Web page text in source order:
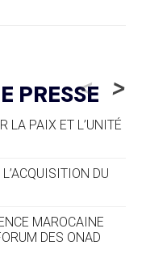
ALPINE
FINI »
SUR LA
DES ARAVIS
PRESSE
<
LA PAIX ET L’UNITÉ
DU
MAROCAINE
DES ONAD
>